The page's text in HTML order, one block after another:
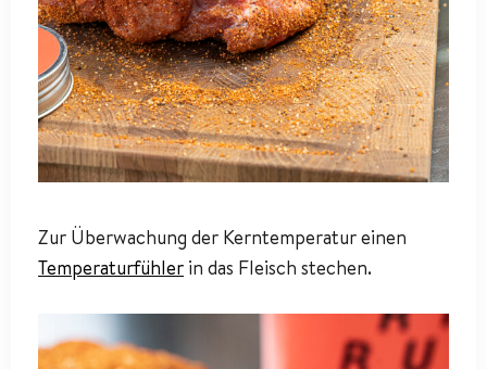
Zur Überwachung der Kerntemperatur einen
Temperaturfühler in das Fleisch stechen.